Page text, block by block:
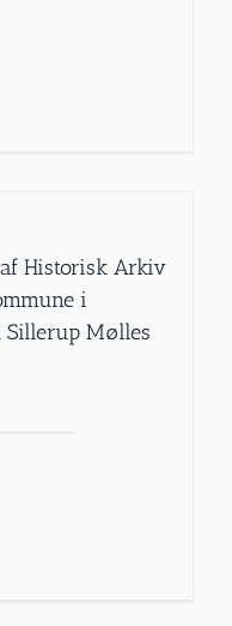
Historisk Arkiv
i
Sillerup Mølles